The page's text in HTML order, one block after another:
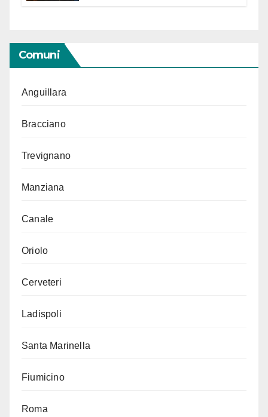
Comuni
Anguillara
Bracciano
Trevignano
Manziana
Canale
Oriolo
Cerveteri
Ladispoli
Santa Marinella
Fiumicino
Roma